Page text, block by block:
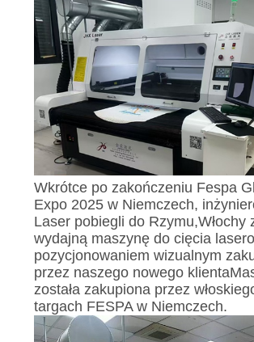
COMPANY
NEWS
SITEMAP
POLITYKA
PRYWATNOŚCI
Wkrótce po zakończeniu Fespa
Expo 2025 w Niemczech,
Laser pobiegli do Rzymu,Włochy
wydajną maszynę do cięcia
pozycjonowaniem wizualnym
przez naszego nowego
została zakupiona przez
targach FESPA w Niemczech.